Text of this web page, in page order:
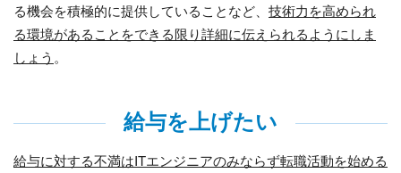
る機会を積極的に提供していることなど、 技術力を高められ
る環境があることをできる限り詳細に伝えられるようにしま
しょう 。
給与を上げたい
給与に対する不満はITエンジニアのみならず転職活動を始める